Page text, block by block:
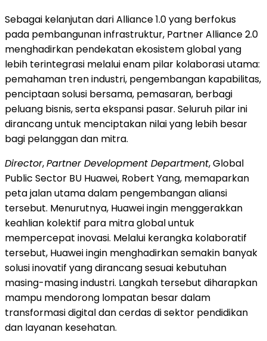
Sebagai kelanjutan dari Alliance 1.0 yang berfokus
pada pembangunan infrastruktur, Partner Alliance 2.0
menghadirkan pendekatan ekosistem global yang
lebih terintegrasi melalui enam pilar kolaborasi utama:
pemahaman tren industri, pengembangan kapabilitas,
penciptaan solusi bersama, pemasaran, berbagi
peluang bisnis, serta ekspansi pasar. Seluruh pilar ini
dirancang untuk menciptakan nilai yang lebih besar
bagi pelanggan dan mitra.
Director,Partner Development Department, Global
Public Sector BU Huawei, Robert Yang, memaparkan
peta jalan utama dalam pengembangan aliansi
tersebut. Menurutnya, Huawei ingin menggerakkan
keahlian kolektif para mitra global untuk
mempercepat inovasi. Melalui kerangka kolaboratif
tersebut, Huawei ingin menghadirkan semakin banyak
solusi inovatif yang dirancang sesuai kebutuhan
masing-masing industri. Langkah tersebut diharapkan
mampu mendorong lompatan besar dalam
transformasi digital dan cerdas di sektor pendidikan
dan layanan kesehatan.